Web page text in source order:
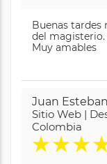
Buenas
del magisterio.
Muy amables
Juan
Sitio Web |
Colombia
★★★